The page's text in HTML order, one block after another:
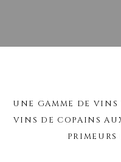
UNE GAMME DE VINS
VINS DE COPAINS